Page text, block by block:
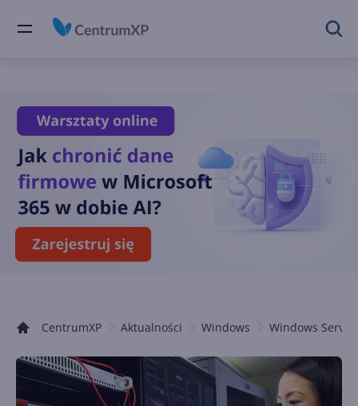
CentrumXP Aktualności Windows Windows Server